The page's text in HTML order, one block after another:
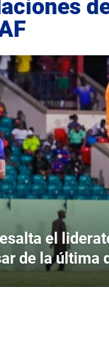
el
de la última